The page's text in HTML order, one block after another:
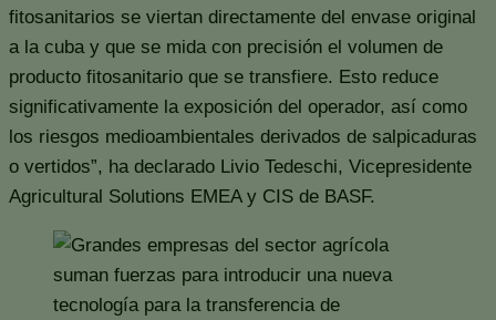
fitosanitarios se viertan directamente del envase original
a la cuba y que se mida con precisión el volumen de
producto fitosanitario que se transfiere. Esto reduce
significativamente la exposición del operador, así como
los riesgos medioambientales derivados de salpicaduras
o vertidos”, ha declarado Livio Tedeschi, Vicepresidente
Agricultural Solutions EMEA y CIS de BASF.